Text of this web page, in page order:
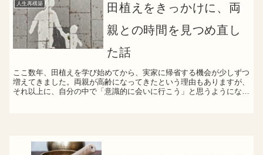
人生再構築
田植えをきっかけに、両
親との時間を見つめ直し
た話
ここ数年、田植えを学び始めてから、実家に帰省する機会が少しずつ
増えてきました。両親が高齢になってきたという理由もありますが、
それ以上に、自分の中で「意識的に会いに行こう」と思うようになっ